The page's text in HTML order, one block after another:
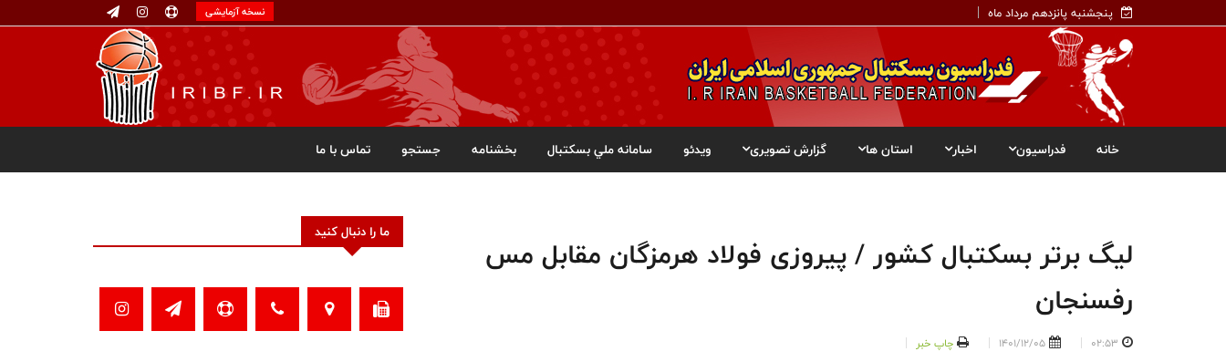
پنجشنبه پانزدهم مرداد ماه نسخه آزمایشی
خانه فدراسیون اخبار استان ها گزارش تصویری ویدئو سامانه ملي بسکتبال بخشنامه جستجو تماس با ما
لیگ برتر بسکتبال کشور / پیروزی فولاد هرمزگان مقابل مس
رفسنجان
02:53
1401/12/05 چاپ خبر
ما را دنبال کنید